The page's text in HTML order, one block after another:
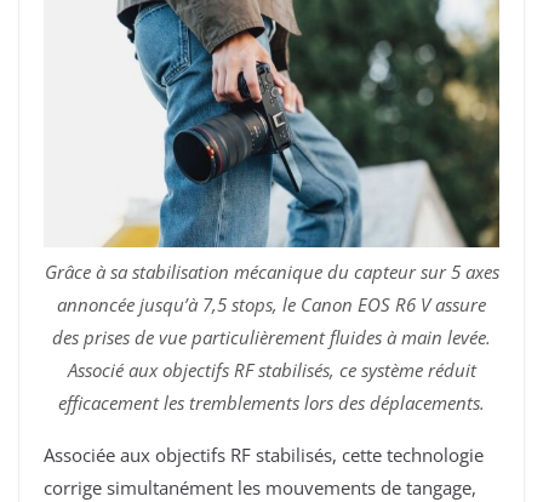
Grâce à sa stabilisation mécanique du capteur sur 5 axes
annoncée jusqu’à 7,5 stops, le Canon EOS R6 V assure
des prises de vue particulièrement fluides à main levée.
Associé aux objectifs RF stabilisés, ce système réduit
efficacement les tremblements lors des déplacements.
Associée aux objectifs RF stabilisés, cette technologie
corrige simultanément les mouvements de tangage,